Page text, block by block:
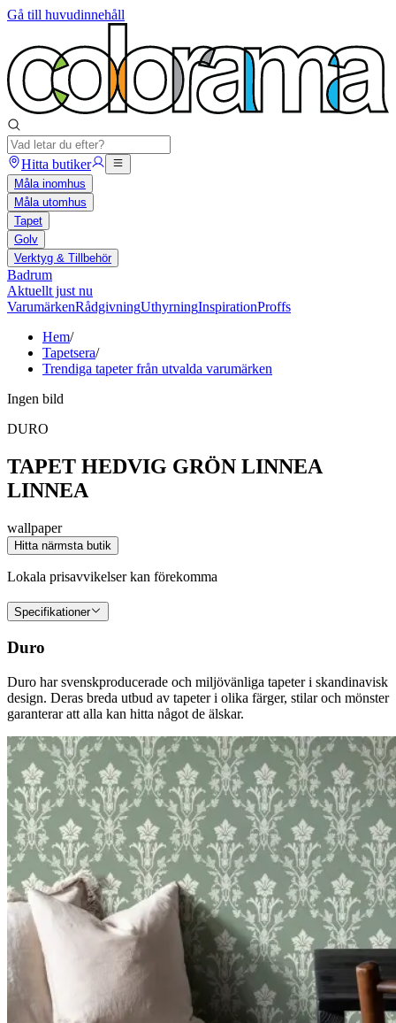
Gå till huvudinnehåll
Hitta butiker
Måla inomhus
Måla utomhus
Tapet
Golv
Verktyg & Tillbehör
Badrum
Aktuellt just nu
VarumärkenRådgivningUthyrningInspirationProffs
Hem/
Tapetsera/
Trendiga tapeter från utvalda varumärken
Ingen bild
DURO
TAPET HEDVIG GRÖN LINNEA
LINNEA
wallpaper
Hitta närmsta butik
Lokala prisavvikelser kan förekomma
Specifikationer
Duro
Duro har svenskproducerade och miljövänliga tapeter i skandinavisk
design. Deras breda utbud av tapeter i olika färger, stilar och mönster
garanterar att alla kan hitta något de älskar.